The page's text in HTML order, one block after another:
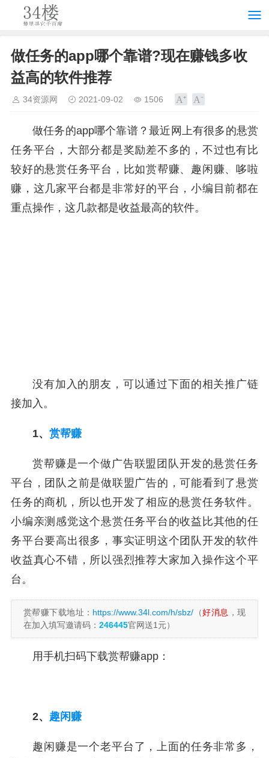
做任务的app哪个靠谱?现在赚钱多收
益高的软件推荐
34资源网 2021-09-02 1506
做任务的app哪个靠谱？最近网上有很多的悬赏
任务平台，大部分都是奖励差不多的，不过也有比
较好的悬赏任务平台，比如赏帮赚、趣闲赚、哆啦
赚，这几家平台都是非常好的平台，小编目前都在
重点操作，这几款都是收益最高的软件。
没有加入的朋友，可以通过下面的相关推广链
接加入。
1、 赏帮赚
赏帮赚是一个做广告联盟团队开发的悬赏任务
平台，团队之前是做联盟广告的，可能看到了悬赏
任务的商机，所以也开发了相应的悬赏任务软件。
小编亲测感觉这个悬赏任务平台的收益比其他的任
务平台要高出很多，事实证明这个团队开发的软件
收益真心不错，所以强烈推荐大家加入操作这个平
台。
赏帮赚下载地址： https://www.34l.com/h/sbz/ （好消息 ，现
在加入填写邀请码： 246445官网送1元）
用手机扫码下载赏帮赚app：
2、 趣闲赚
趣闲赚是一个老平台了，上面的任务非常多，